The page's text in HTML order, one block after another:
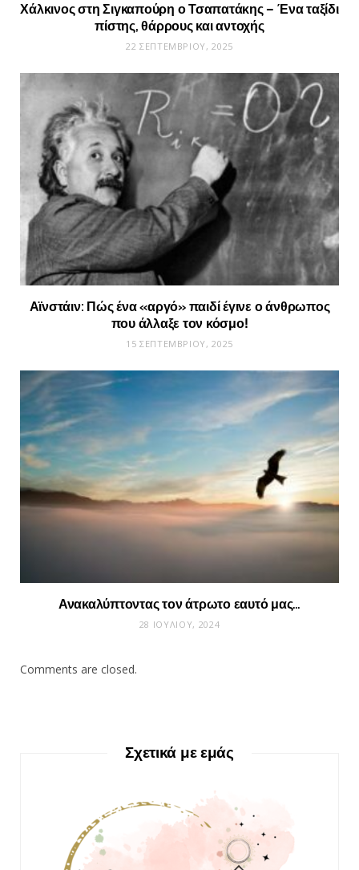
Χάλκινος στη Σιγκαπούρη ο Τσαπατάκης – Ένα ταξίδι
πίστης, θάρρους και αντοχής
22 ΣΕΠΤΕΜΒΡΊΟΥ, 2025
Αϊνστάιν: Πώς ένα «αργό» παιδί έγινε ο άνθρωπος
που άλλαξε τον κόσμο!
15 ΣΕΠΤΕΜΒΡΊΟΥ, 2025
Ανακαλύπτοντας τον άτρωτο εαυτό μας…
28 ΙΟΥΛΊΟΥ, 2024
Comments are closed.
Σχετικά με εμάς